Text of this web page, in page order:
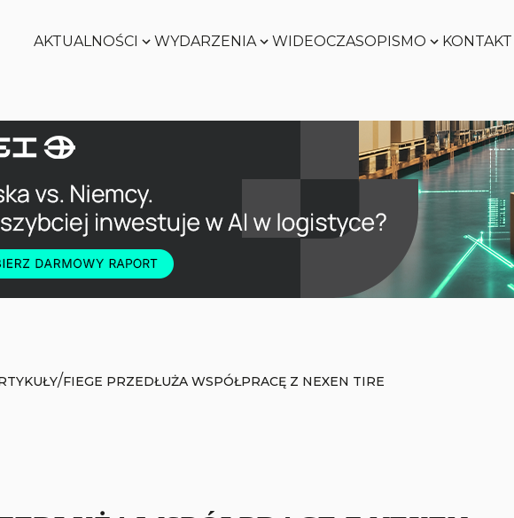
AKTUALNOŚCI WYDARZENIA
Zobacz
WIDEOCZASOPISMO
Zobacz
KONTAKT
Zobacz
/FIEGE PRZEDŁUŻA WSPÓŁPRACĘ Z NEXEN TIRE